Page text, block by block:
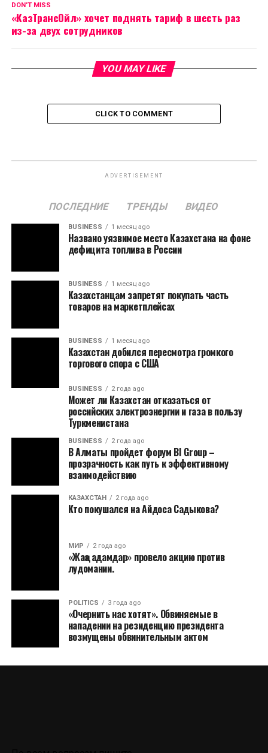
DON'T MISS
«КазТрансОйл» хочет поднять тариф в шесть раз
из-за двух сотрудников
YOU MAY LIKE
CLICK TO COMMENT
ADVERTISEMENT
ПОСЛЕДНИЕ ТРЕНДЫ ВИДЕО
BUSINESS 1 месяц ago
Названо уязвимое место Казахстана на фоне
дефицита топлива в России
BUSINESS 1 месяц ago
Казахстанцам запретят покупать часть
товаров на маркетплейсах
BUSINESS 1 месяц ago
Казахстан добился пересмотра громкого
торгового спора с США
BUSINESS 2 года ago
Может ли Казахстан отказаться от
российских электроэнергии и газа в пользу
Туркменистана
BUSINESS 2 года ago
В Алматы пройдет форум BI Group –
прозрачность как путь к эффективному
взаимодействию
КАЗАХСТАН 2 года ago
Кто покушался на Айдоса Садыкова?
МИР 2 года ago
«Жаңа адамдар» провело акцию против
лудомании.
POLITICS 3 года ago
«Очернить нас хотят». Обвиняемые в
нападении на резиденцию президента
возмущены обвинительным актом